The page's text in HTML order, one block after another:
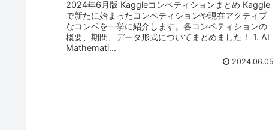
2024年6月版 Kaggleコンペティションまとめ Kaggle
で新たに始まったコンペティションや現在アクティブ
なコンペを一挙に紹介します。各コンペティションの
概要、期間、データ形式についてまとめました！ 1. AI
Mathemati...
2024.06.05